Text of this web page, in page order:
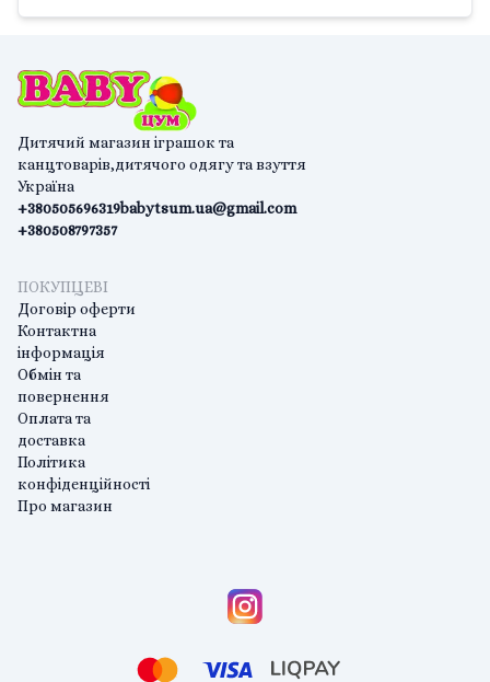
Дитячий магазин іграшок та
канцтоварів,дитячого одягу та взуття
Україна
+380505696319
+380508797357
babytsum.ua@gmail.com
ПОКУПЦЕВІ
Договір оферти
Контактна
інформація
Обмін та
повернення
Оплата та
доставка
Політика
конфіденційності
Про магазин